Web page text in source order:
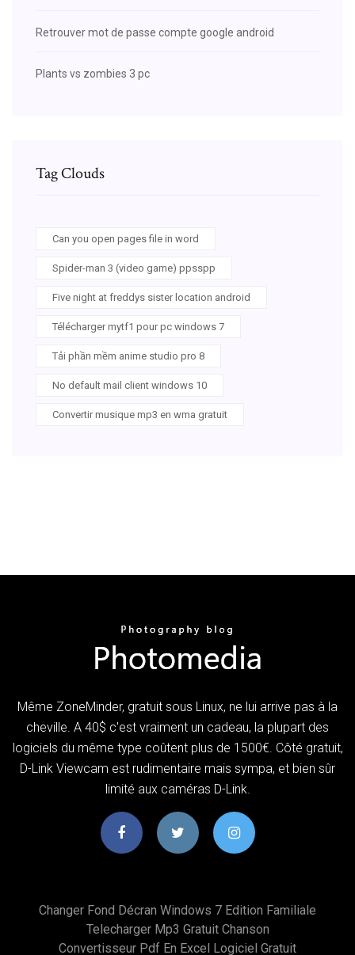
Retrouver mot de passe compte google android
Plants vs zombies 3 pc
Tag Clouds
Can you open pages file in word
Spider-man 3 (video game) ppsspp
Five night at freddys sister location android
Télécharger mytf1 pour pc windows 7
Tải phần mềm anime studio pro 8
No default mail client windows 10
Convertir musique mp3 en wma gratuit
Même ZoneMinder, gratuit sous Linux, ne lui arrive pas à la
cheville. A 40$ c'est vraiment un cadeau, la plupart des
logiciels du même type coûtent plus de 1500€. Côté gratuit,
D-Link Viewcam est rudimentaire mais sympa, et bien sûr
limité aux caméras D-Link.
Changer Fond Décran Windows 7 Edition Familiale
Telecharger Mp3 Gratuit Chanson
Convertisseur Pdf En Excel Logiciel Gratuit